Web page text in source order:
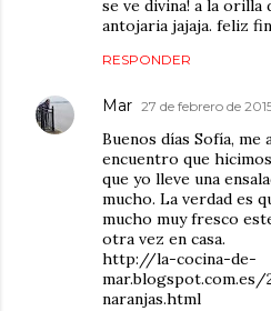
se ve divina! a la orilla
antojaria jajaja. feliz
RESPONDER
Mar 27 de febrero de
Buenos días Sofía, me
encuentro que
que yo lleve una
mucho. La verdad es
mucho muy fresco
otra vez en casa.
http://la-cocina-de-
naranjas.html